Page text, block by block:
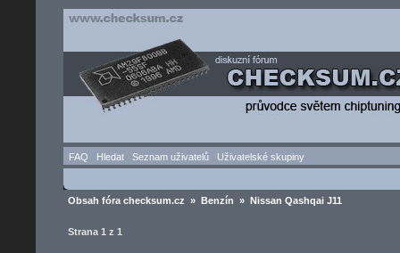
FAQ Hledat Seznam uživatelů Uživatelské skupiny
Obsah fóra checksum.cz » Benzín » Nissan Qashqai J11
Strana 1 z 1